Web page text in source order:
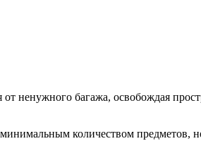
от ненужного багажа, освобождая
количеством предметов,